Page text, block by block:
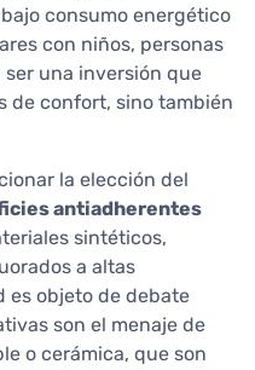
consumo energético
con niños, personas
una inversión que
de confort, sino también
la elección del
antiadherentes
sintéticos,
a altas
es objeto de debate
son el menaje de
o cerámica, que son